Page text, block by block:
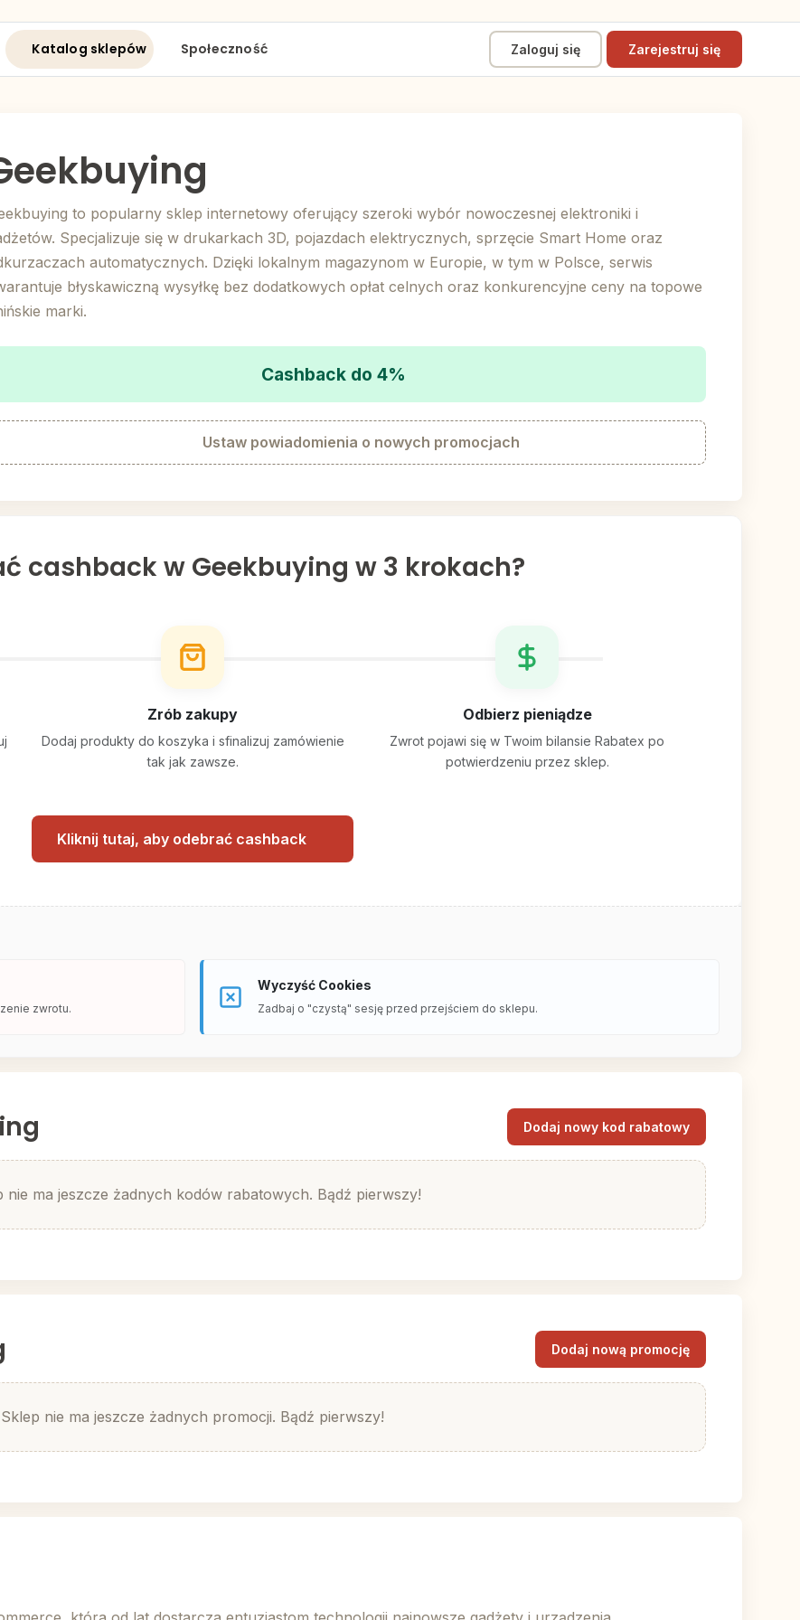
Katalog sklepów Społeczność Zaloguj się Zarejestruj się
to popularny sklep internetowy oferujący szeroki wybór nowoczesnej elektroniki i
Specjalizuje się w drukarkach 3D, pojazdach elektrycznych, sprzęcie Smart Home oraz
automatycznych. Dzięki lokalnym magazynom w Europie, w tym w Polsce, serwis
błyskawiczną wysyłkę bez dodatkowych opłat celnych oraz konkurencyjne ceny na topowe
marki.
Cashback do 4%
Ustaw powiadomienia o nowych promocjach
cashback w Geekbuying w 3 krokach?
Zrób zakupy
Dodaj produkty do koszyka i sfinalizuj zamówienie
tak jak zawsze.
Odbierz pieniądze
Zwrot pojawi się w Twoim bilansie Rabatex po
potwierdzeniu przez sklep.
Kliknij tutaj, aby odebrać cashback
zwrotu.
Wyczyść Cookies
Zadbaj o "czystą" sesję przed przejściem do sklepu.
Dodaj nowy kod rabatowy
nie ma jeszcze żadnych kodów rabatowych. Bądź pierwszy!
Dodaj nową promocję
Sklep nie ma jeszcze żadnych promocji. Bądź pierwszy!